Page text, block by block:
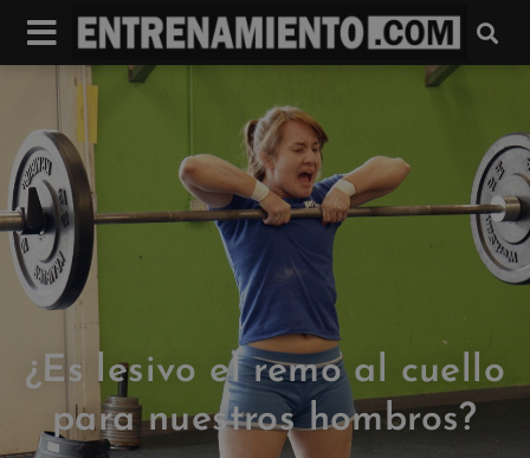
¿Es lesivo el remo al cuello
para nuestros hombros?